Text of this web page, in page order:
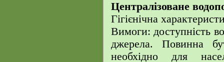
Централізоване
Гігієнічна
Вимоги: доступність
джерела. Повинна
необхідно для